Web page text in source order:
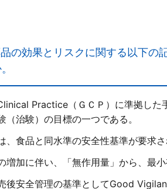
刺激性試験、皮膚感作性試験、皮膚
の効果とリスクに関する以下の
Practice（ＧＣＰ）に準拠した
（治験）の目標の一つである。
、食品と同水準の安全性基準が要求さ
増加に伴い、「無作用量」から、最
後安全管理の基準としてGood